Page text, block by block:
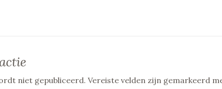
niet gepubliceerd. Vereiste velden zijn gemarkeerd